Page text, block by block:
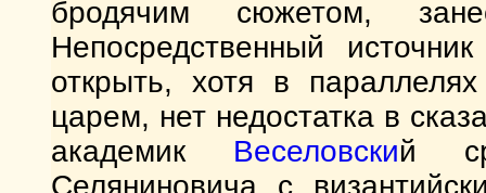
бродячим сюжетом,
Непосредственный
открыть, хотя в
царем, нет недостатка в
академик Веселовский
Селяниновича с